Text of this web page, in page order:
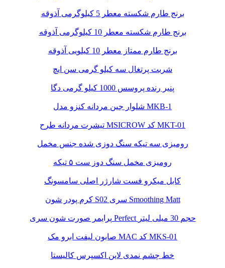
برنج طارم شکسته معطر 5 کیلوگرمی آذوقه
برنج طارم شکسته معطر 10 کیلوگرمی آذوقه
برنج طارم ممتاز معطر 10 کیلویی آذوقه
شربت پرتغال سه کیلو گرمی سن ایچ
پنیر رنده پروسس 1000 کیلو گرمی دگا
شلوار جین مردانه کنزو مدل MKB-1
تیشرت مردانه طرح MSICROW کد MKT-01
رومیزی سه تیکه سنگ دوزی شده جنس مخمل
رومیزی مخمل سنگ دوز ست ۵ تیکه
کابل میکرو فست شارژر اصلی سامسونگ
کرم پودر شون S02 سری Smoothing Matt
پرایمر صورت شون سری Perfect حجم 30 میلی لیتر
صابون لیفت ابرو مک MAC کد MKS-01
خط چشم نمدی لاین اکسپرس کالیستا